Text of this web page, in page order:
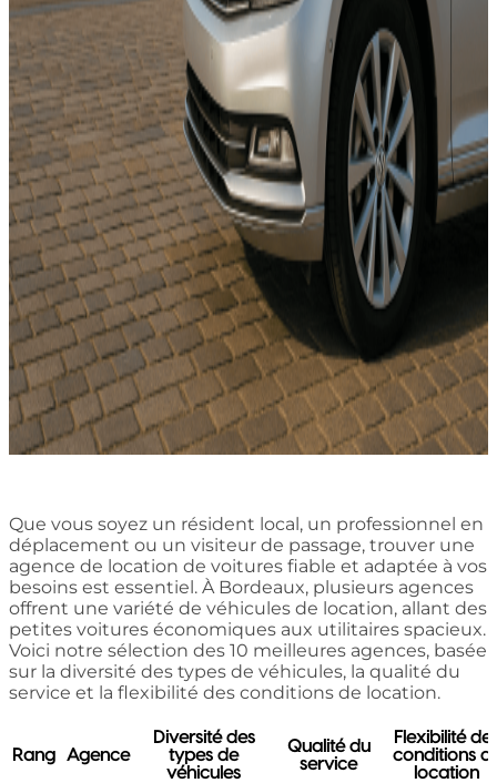
Que vous soyez un résident local, un professionnel en
déplacement ou un visiteur de passage, trouver une
agence de location de voitures fiable et adaptée à vos
besoins est essentiel. À Bordeaux, plusieurs agences
offrent une variété de véhicules de location, allant des
petites voitures économiques aux utilitaires spacieux.
Voici notre sélection des 10 meilleures agences, basée
sur la diversité des types de véhicules, la qualité du
service et la flexibilité des conditions de location.
Rang Agence
Diversité des
types de
véhicules
Qualité du
service
Flexibilité
conditions
location